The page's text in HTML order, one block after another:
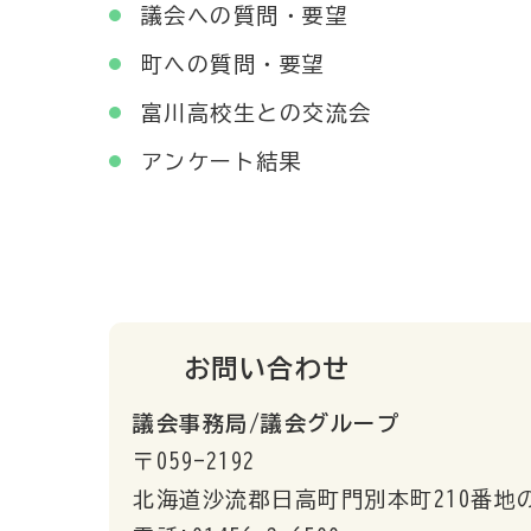
議会への質問・要望
町への質問・要望
富川高校生との交流会
アンケート結果
お問い合わせ
議会事務局/議会グループ
〒059-2192
北海道沙流郡日高町門別本町210番地